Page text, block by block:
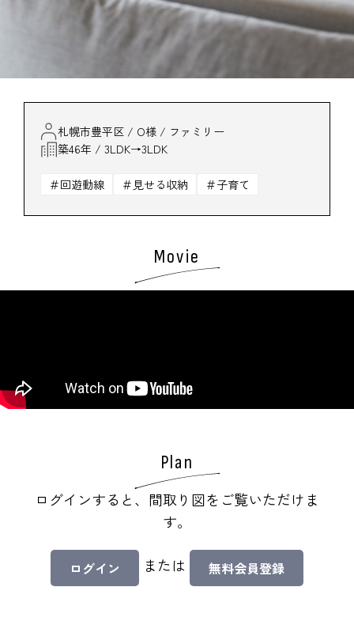
札幌市豊平区 / O様 / ファミリー
築46年 / 3LDK→3LDK
回遊動線 見せる収納 子育て
Movie
Plan
ログインすると、間取り図をご覧いただけま
す。
ログイン または 無料会員登録